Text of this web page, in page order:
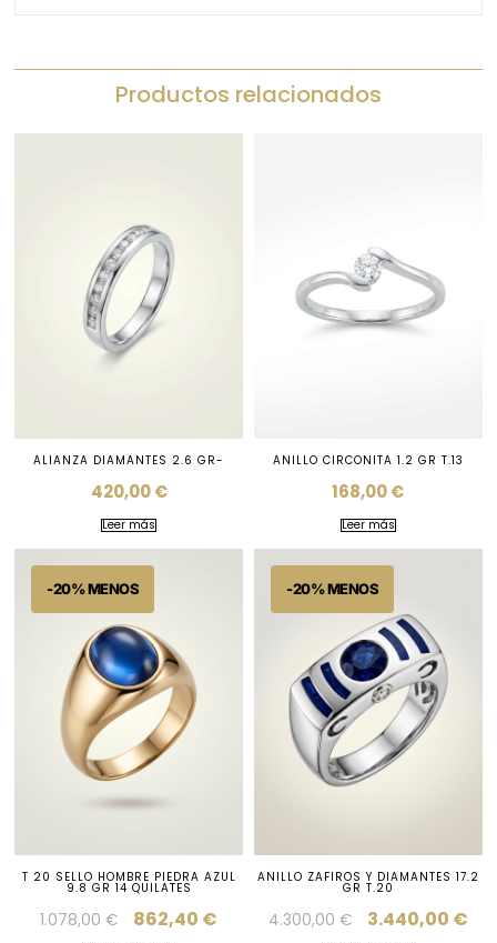
Productos relacionados
ALIANZA DIAMANTES 2.6 GR-
420,00€
Leer más
ANILLO CIRCONITA 1.2 GR T.13
168,00€
Leer más
T 20 SELLO HOMBRE PIEDRA AZUL
9.8 GR 14 QUILATES
1.078,00€ 862,40 €
ANILLO ZAFIROS Y DIAMANTES 17.2
GR T.20
4.300,00 € 3.440,00 €